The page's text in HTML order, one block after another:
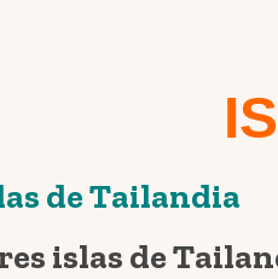
de Tailandia
islas de